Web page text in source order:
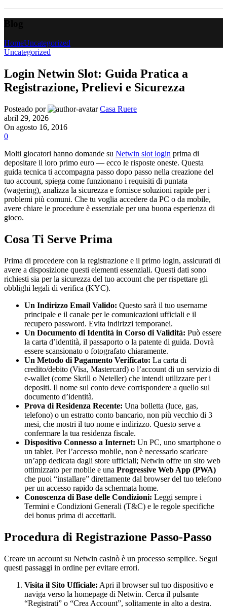
HomeUncategorized
Uncategorized
Login Netwin Slot: Guida Pratica a
Registrazione, Prelievi e Sicurezza
Posteado por
Casa Ruere
abril 29, 2026
On agosto 16, 2016
0
Molti giocatori hanno domande su Netwin slot login prima di
depositare il loro primo euro — ecco le risposte oneste. Questa
guida tecnica ti accompagna passo dopo passo nella creazione del
tuo account, spiega come funzionano i requisiti di puntata
(wagering), analizza la sicurezza e fornisce soluzioni rapide per i
problemi più comuni. Che tu voglia accedere da PC o da mobile,
avere chiare le procedure è essenziale per una buona esperienza di
gioco.
Cosa Ti Serve Prima
Prima di procedere con la registrazione e il primo login, assicurati di
avere a disposizione questi elementi essenziali. Questi dati sono
richiesti sia per la sicurezza del tuo account che per rispettare gli
obblighi legali di verifica (KYC).
Un Indirizzo Email Valido: Questo sarà il tuo username
principale e il canale per le comunicazioni ufficiali e il
recupero password. Evita indirizzi temporanei.
Un Documento di Identità in Corso di Validità: Può essere
la carta d’identità, il passaporto o la patente di guida. Dovrà
essere scansionato o fotografato chiaramente.
Un Metodo di Pagamento Verificato: La carta di
credito/debito (Visa, Mastercard) o l’account di un servizio di
e-wallet (come Skrill o Neteller) che intendi utilizzare per i
depositi. Il nome sul conto deve corrispondere a quello sul
documento d’identità.
Prova di Residenza Recente: Una bolletta (luce, gas,
telefono) o un estratto conto bancario, non più vecchio di 3
mesi, che mostri il tuo nome e indirizzo. Questo serve a
confermare la tua residenza fiscale.
Dispositivo Connesso a Internet: Un PC, uno smartphone o
un tablet. Per l’accesso mobile, non è necessario scaricare
un’app dedicata dagli store ufficiali; Netwin offre un sito web
ottimizzato per mobile e una Progressive Web App (PWA)
che puoi “installare” direttamente dal browser del tuo telefono
per un accesso rapido da schermata home.
Conoscenza di Base delle Condizioni: Leggi sempre i
Termini e Condizioni Generali (T&C) e le regole specifiche
dei bonus prima di accettarli.
Procedura di Registrazione Passo-Passo
Creare un account su Netwin casinò è un processo semplice. Segui
questi passaggi in ordine per evitare errori.
Visita il Sito Ufficiale: Apri il browser sul tuo dispositivo e
naviga verso la homepage di Netwin. Cerca il pulsante
“Registrati” o “Crea Account”, solitamente in alto a destra.